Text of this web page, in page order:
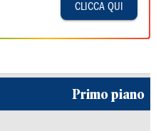
CLICCA QUI
Primo piano